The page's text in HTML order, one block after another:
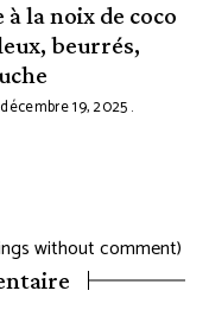
la noix de coco
beurrés,
décembre 19, 2025
without comment)